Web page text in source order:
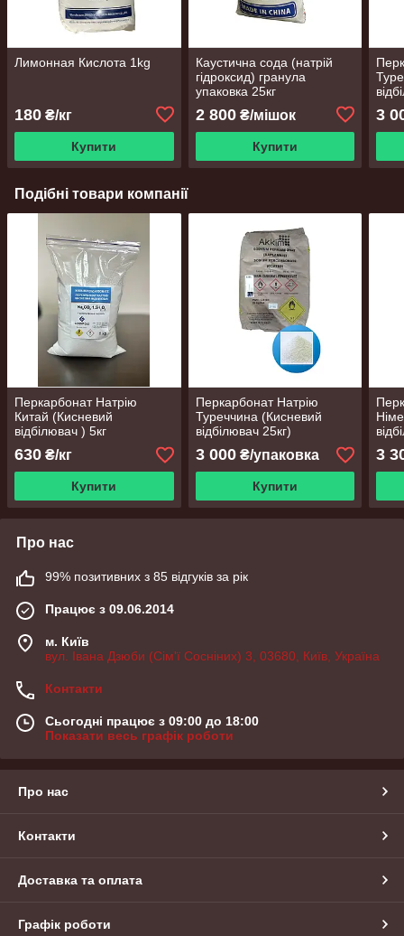
Лимонная Кислота 1kg
180 ₴/кг
Купити
Каустична сода (натрій
гідроксид) гранула
упаковка 25кг
2 800₴/мішок
Купити
3
Подібні товари компанії
Перкарбонат Натрію
Китай (Кисневий
відбілювач ) 5кг
630 ₴/кг
Купити
Перкарбонат Натрію
Туреччина (Кисневий
відбілювач 25кг)
3 000₴/упаковка
Купити
3
Про нас
99% позитивних з 85 відгуків за рік
Працює з 09.06.2014
м. Київ
вул. Івана Дзюби (Сім'ї Сосніних) 3, 03680, Київ, Україна
Контакти
Сьогодні працює з 09:00 до 18:00
Показати весь графік роботи
Про нас
Контакти
Доставка та оплата
Графік роботи